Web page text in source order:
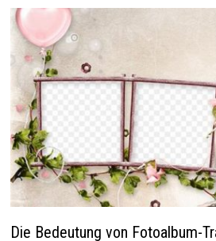
Die Bedeutung von Fotoalbum-